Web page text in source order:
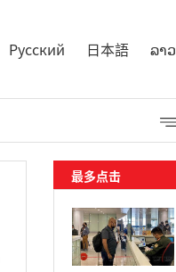
Русский 日本語 ລາວ
最多点击